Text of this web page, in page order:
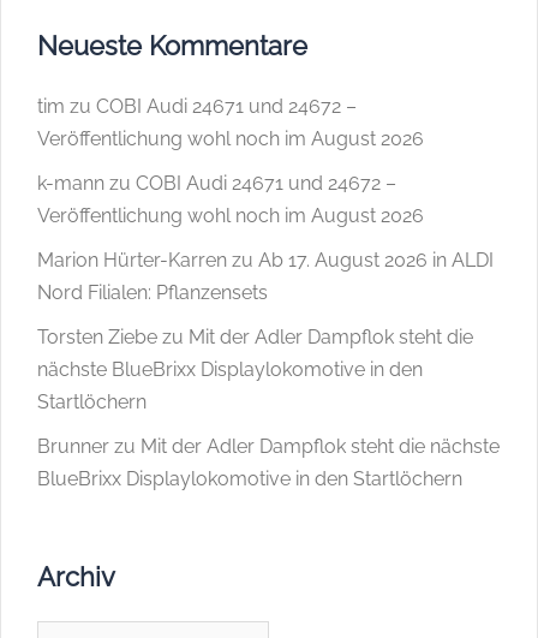
Neueste Kommentare
tim zu COBI Audi 24671 und 24672 –
Veröffentlichung wohl noch im August 2026
k-mann zu COBI Audi 24671 und 24672 –
Veröffentlichung wohl noch im August 2026
Marion Hürter-Karren zu Ab 17. August 2026 in ALDI
Nord Filialen: Pflanzensets
Torsten Ziebe zu Mit der Adler Dampflok steht die
nächste BlueBrixx Displaylokomotive in den
Startlöchern
Brunner zu Mit der Adler Dampflok steht die nächste
BlueBrixx Displaylokomotive in den Startlöchern
Archiv